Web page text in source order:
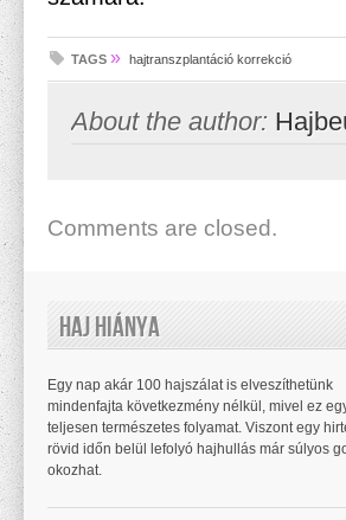
TAGS » hajtranszplantáció korrekció
About the author:
Comments are closed.
Haj Hiánya
Egy nap akár 100 hajszálat is elveszíthetünk
mindenfajta következmény nélkül, mivel ez
teljesen természetes folyamat. Viszont egy
rövid időn belül lefolyó hajhullás már súlyos
okozhat.